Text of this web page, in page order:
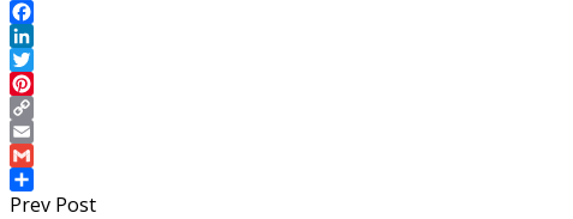
Facebook
LinkedIn
Twitter
Pinterest
Copy
Link
Email
Gmail
Share
Prev Post